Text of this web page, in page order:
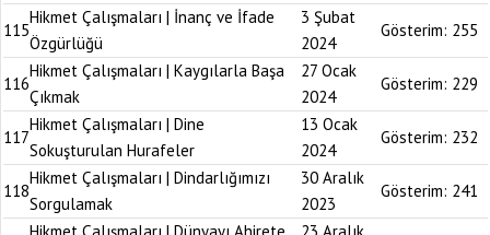
115
Hikmet Çalışmaları | İnanç ve İfade
Özgürlüğü
3 Şubat
2024
Gösterim: 255
116
Hikmet Çalışmaları | Kaygılarla Başa
Çıkmak
27 Ocak
2024
Gösterim: 229
117
Hikmet Çalışmaları | Dine
Sokuşturulan Hurafeler
13 Ocak
2024
Gösterim: 232
118
Hikmet Çalışmaları | Dindarlığımızı
Sorgulamak
30 Aralık
2023
Gösterim: 241